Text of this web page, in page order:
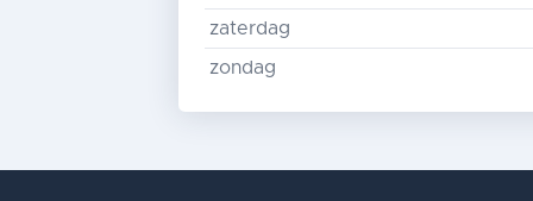
zaterdag
zondag